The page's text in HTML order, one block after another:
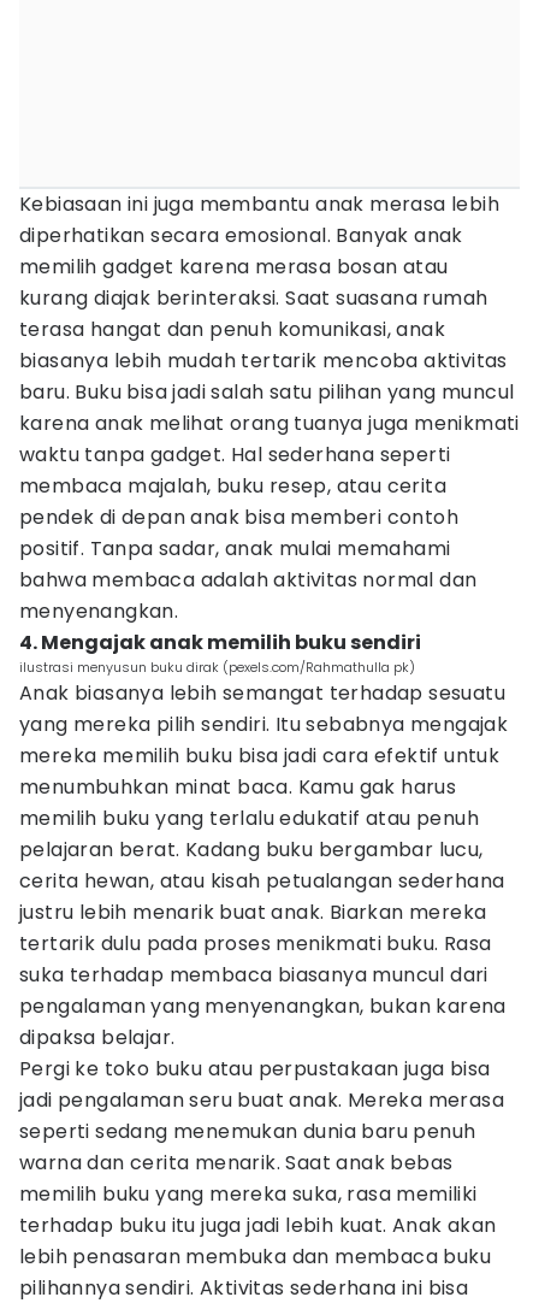
Kebiasaan ini juga membantu anak merasa lebih
diperhatikan secara emosional. Banyak anak
memilih gadget karena merasa bosan atau
kurang diajak berinteraksi. Saat suasana rumah
terasa hangat dan penuh komunikasi, anak
biasanya lebih mudah tertarik mencoba aktivitas
baru. Buku bisa jadi salah satu pilihan yang muncul
karena anak melihat orang tuanya juga menikmati
waktu tanpa gadget. Hal sederhana seperti
membaca majalah, buku resep, atau cerita
pendek di depan anak bisa memberi contoh
positif. Tanpa sadar, anak mulai memahami
bahwa membaca adalah aktivitas normal dan
menyenangkan.
4. Mengajak anak memilih buku sendiri
ilustrasi menyusun buku dirak (pexels.com/Rahmathulla pk)
Anak biasanya lebih semangat terhadap sesuatu
yang mereka pilih sendiri. Itu sebabnya mengajak
mereka memilih buku bisa jadi cara efektif untuk
menumbuhkan minat baca. Kamu gak harus
memilih buku yang terlalu edukatif atau penuh
pelajaran berat. Kadang buku bergambar lucu,
cerita hewan, atau kisah petualangan sederhana
justru lebih menarik buat anak. Biarkan mereka
tertarik dulu pada proses menikmati buku. Rasa
suka terhadap membaca biasanya muncul dari
pengalaman yang menyenangkan, bukan karena
dipaksa belajar.
Pergi ke toko buku atau perpustakaan juga bisa
jadi pengalaman seru buat anak. Mereka merasa
seperti sedang menemukan dunia baru penuh
warna dan cerita menarik. Saat anak bebas
memilih buku yang mereka suka, rasa memiliki
terhadap buku itu juga jadi lebih kuat. Anak akan
lebih penasaran membuka dan membaca buku
pilihannya sendiri. Aktivitas sederhana ini bisa